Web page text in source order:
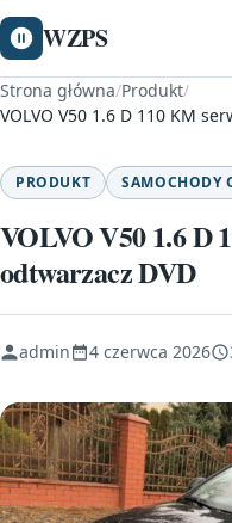
WZPS
Strona główna/Produkt/
VOLVO V50 1.6 D 110 KM
PRODUKT SAMOCHODY
VOLVO V50 1.6 D
odtwarzacz DVD
admin 4 czerwca 2026